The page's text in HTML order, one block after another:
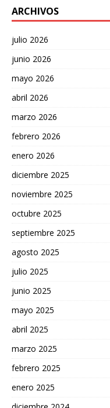
ARCHIVOS
julio 2026
junio 2026
mayo 2026
abril 2026
marzo 2026
febrero 2026
enero 2026
diciembre 2025
noviembre 2025
octubre 2025
septiembre 2025
agosto 2025
julio 2025
junio 2025
mayo 2025
abril 2025
marzo 2025
febrero 2025
enero 2025